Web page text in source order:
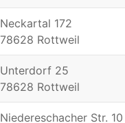
Neckartal 172
78628 Rottweil
Unterdorf 25
78628 Rottweil
Niedereschacher Str. 10